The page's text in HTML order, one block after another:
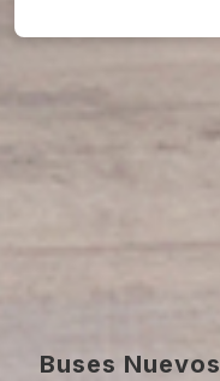
Buses Nuevos